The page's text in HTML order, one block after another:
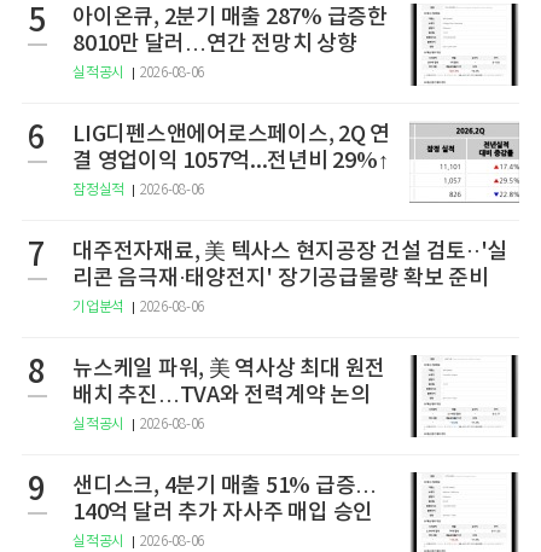
5
아이온큐, 2분기 매출 287% 급증한
8010만 달러…연간 전망치 상향
실적공시 2026-08-06
6
LIG디펜스앤에어로스페이스, 2Q 연
결 영업이익 1057억...전년비 29%↑
잠정실적 2026-08-06
7
대주전자재료, 美 텍사스 현지공장 건설 검토··'실
리콘 음극재·태양전지' 장기공급물량 확보 준비
기업분석 2026-08-06
8
뉴스케일 파워, 美 역사상 최대 원전
배치 추진…TVA와 전력계약 논의
실적공시 2026-08-06
9
샌디스크, 4분기 매출 51% 급증…
140억 달러 추가 자사주 매입 승인
실적공시 2026-08-06